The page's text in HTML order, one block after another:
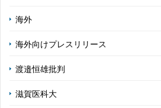
海外
海外向けプレスリリース
渡邉恒雄批判
滋賀医科大